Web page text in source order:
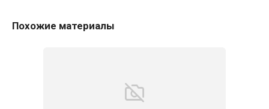
Похожие материалы